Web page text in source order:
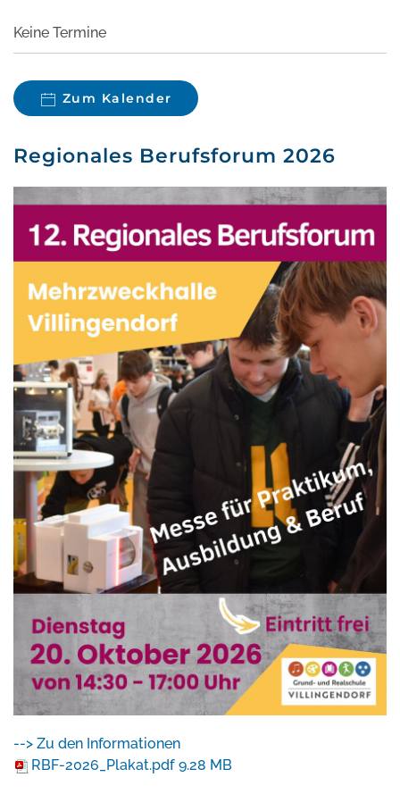
Keine Termine
Zum Kalender
Regionales Berufsforum 2026
--> Zu den Informationen
RBF-2026_Plakat.pdf 9.28 MB